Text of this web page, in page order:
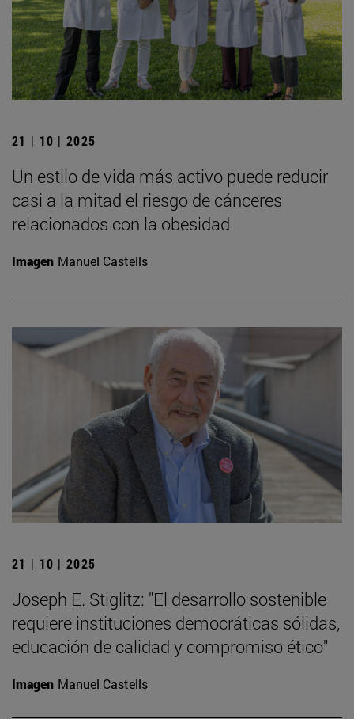
21 | 10 | 2025
Un estilo de vida más activo puede reducir
casi a la mitad el riesgo de cánceres
relacionados con la obesidad
Imagen Manuel Castells
21 | 10 | 2025
Joseph E. Stiglitz: "El desarrollo sostenible
requiere instituciones democráticas sólidas,
educación de calidad y compromiso ético"
Imagen Manuel Castells